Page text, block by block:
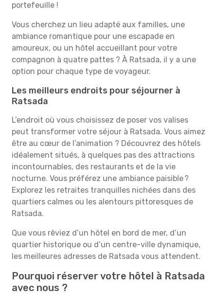
portefeuille !
Vous cherchez un lieu adapté aux familles, une
ambiance romantique pour une escapade en
amoureux, ou un hôtel accueillant pour votre
compagnon à quatre pattes ? À Ratsada, il y a une
option pour chaque type de voyageur.
Les meilleurs endroits pour séjourner à
Ratsada
L’endroit où vous choisissez de poser vos valises
peut transformer votre séjour à Ratsada. Vous aimez
être au cœur de l’animation ? Découvrez des hôtels
idéalement situés, à quelques pas des attractions
incontournables, des restaurants et de la vie
nocturne. Vous préférez une ambiance paisible ?
Explorez les retraites tranquilles nichées dans des
quartiers calmes ou les alentours pittoresques de
Ratsada.
Que vous rêviez d’un hôtel en bord de mer, d’un
quartier historique ou d’un centre-ville dynamique,
les meilleures adresses de Ratsada vous attendent.
Pourquoi réserver votre hôtel à Ratsada
avec nous ?